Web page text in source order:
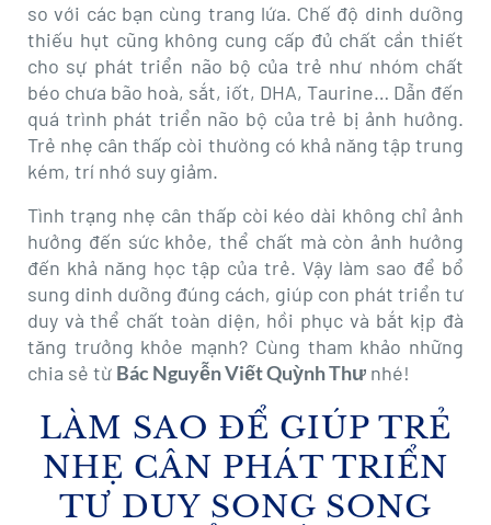
so với các bạn cùng trang lứa. Chế độ dinh dưỡng
thiếu hụt cũng không cung cấp đủ chất cần thiết
cho sự phát triển não bộ của trẻ như nhóm chất
béo chưa bão hoà, sắt, iốt, DHA, Taurine… Dẫn đến
quá trình phát triển não bộ của trẻ bị ảnh hưởng.
Trẻ nhẹ cân thấp còi thường có khả năng tập trung
kém, trí nhớ suy giảm.
Tình trạng nhẹ cân thấp còi kéo dài không chỉ ảnh
hưởng đến sức khỏe, thể chất mà còn ảnh hưởng
đến khả năng học tập của trẻ. Vậy làm sao để bổ
sung dinh dưỡng đúng cách, giúp con phát triển tư
duy và thể chất toàn diện, hồi phục và bắt kịp đà
tăng trưởng khỏe mạnh? Cùng tham khảo những
chia sẻ từ Bác Nguyễn Viết Quỳnh Thư nhé!
LÀM SAO ĐỂ GIÚP TRẺ
NHẸ CÂN PHÁT TRIỂN
TƯ DUY SONG SONG